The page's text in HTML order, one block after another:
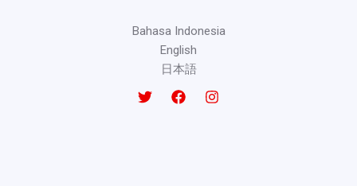
Bahasa Indonesia
English
日本語